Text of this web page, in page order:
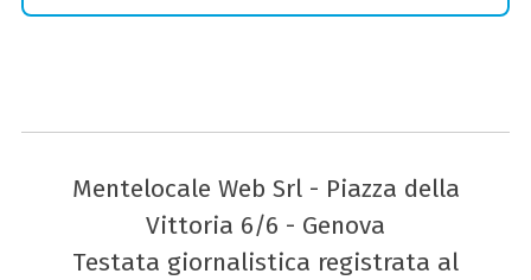
Mentelocale Web Srl - Piazza della
Vittoria 6/6 - Genova
Testata giornalistica registrata al